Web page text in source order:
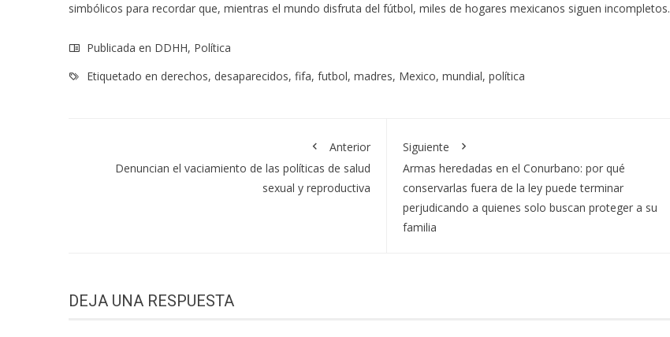
simbólicos para recordar que, mientras el mundo disfruta del fútbol, miles de hogares mexicanos siguen incompletos.
Publicada en DDHH, Política
Etiquetado en derechos, desaparecidos, fifa, futbol, madres, Mexico, mundial, política
Anterior
Denuncian el vaciamiento de las políticas de salud
sexual y reproductiva
Siguiente
Armas heredadas en el Conurbano: por qué
conservarlas fuera de la ley puede terminar
perjudicando a quienes solo buscan proteger a su
familia
DEJA UNA RESPUESTA